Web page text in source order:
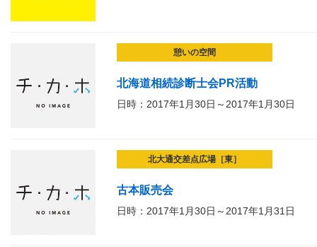
憩いの空間
北海道相続診断士会PR活動
日時：2017年1月30日～2017年1月30日
北大通交差点広場［東］
古本販売会
日時：2017年1月30日～2017年1月31日